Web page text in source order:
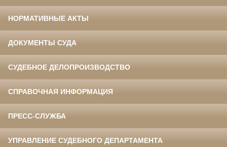
НОРМАТИВНЫЕ АКТЫ
ДОКУМЕНТЫ СУДА
СУДЕБНОЕ ДЕЛОПРОИЗВОДСТВО
СПРАВОЧНАЯ ИНФОРМАЦИЯ
ПРЕСС-СЛУЖБА
УПРАВЛЕНИЕ СУДЕБНОГО ДЕПАРТАМЕНТА